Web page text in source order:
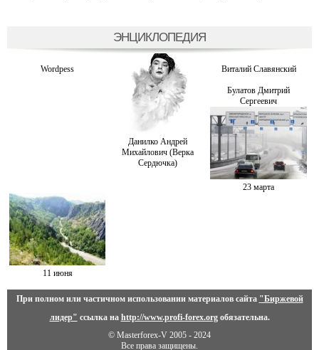
ЭНЦИКЛОПЕДИЯ
Wordpess
Данилко Андрей
Михайлович (Верка
Сердючка)
Виталий Славянский
Булатов Дмитрий
Сергеевич
23 марта
11 июня
При полном или частичном использовании материалов сайта "Биржевой
лидер" ссылка на http://www.profi-forex.orgобязательна.
© Masterforex-V 2005 - 2024
Все права защищены.